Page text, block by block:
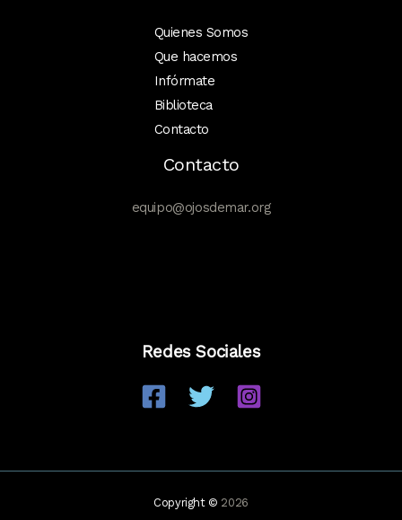
Quienes Somos
Que hacemos
Infórmate
Biblioteca
Contacto
Contacto
equipo@ojosdemar.org
Redes Sociales
Copyright © 2026